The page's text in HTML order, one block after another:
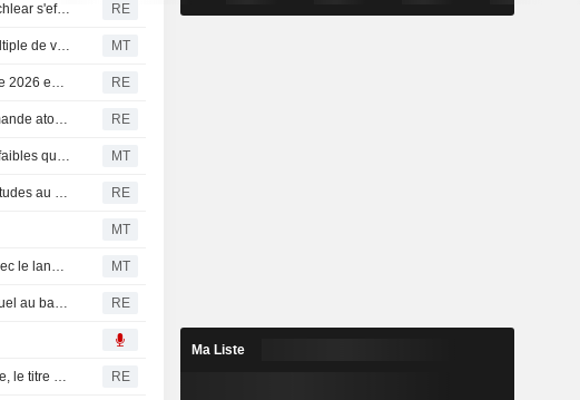
La Bourse d'Australie clôture au plus bas depuis deux semaines, Cochlear s'effondre de 41% RE
Cochlear : la révision des prévisions est "bien pire qu'anticipé", le multiple de valorisation est menacé selon Jarden MT
Cochlear abaisse sa prévision de résultat net récurrent pour l'exercice 2026 entre 290 et 330 millions de dollars australiens RE
L'australien Cochlear s'effondre de 40% après avoir signalé une demande atone et l'impact du conflit au Moyen-Orient RE
Cochlear : les conditions de marché pour les implants s'avèrent plus faibles que prévu depuis janvier ; le titre au plus bas depuis 10 ans MT
Cochlear révise à la baisse ses prévisions pour 2026 face aux incertitudes au Moyen-Orient RE
MT
Cochlear en position de force pour une croissance à moyen terme avec le lancement de Nexa, selon Jefferies MT
Les actions de Cochlear plongent, le groupe prévoit un bénéfice annuel au bas de sa fourchette RE
Cochlear annonce un bénéfice annuel attendu au bas de la fourchette, le titre chute de 16% RE
Ma Liste